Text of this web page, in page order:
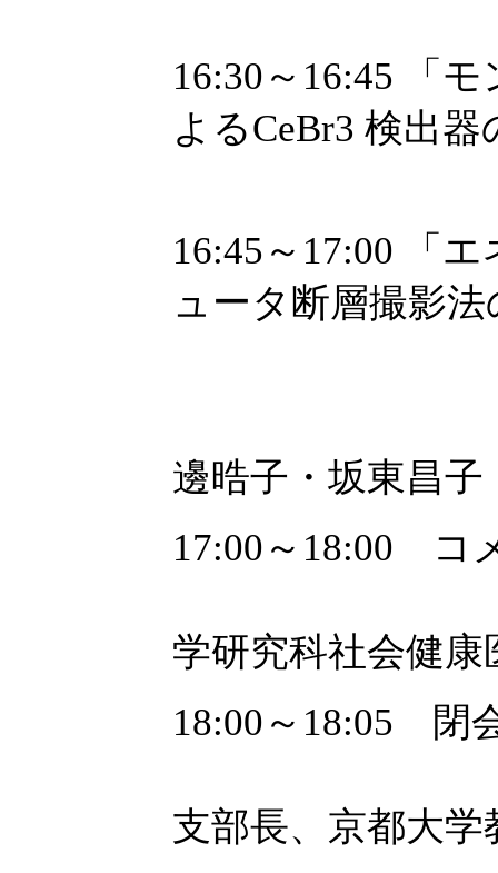
16:30～16:45 「
よるCeBr3 検出
16:45～17:00 「
ュータ断層撮影
邊晧子・坂東昌子
17:00～18:00 コ
学研究科社会健
18:00～18:05 閉
支部長、京都大学